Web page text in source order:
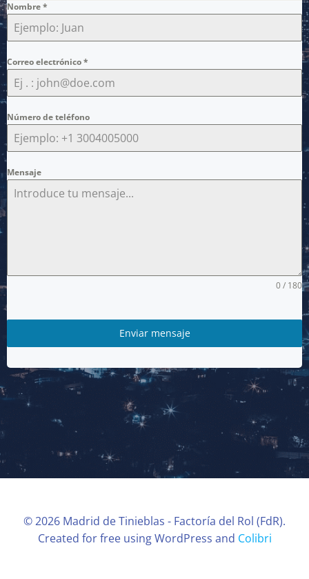
Nombre*
Correo electrónico*
Número de teléfono
Mensaje
0 / 180
Enviar mensaje
© 2026 Madrid de Tinieblas - Factoría del Rol (FdR).
Created for free using WordPress and Colibri